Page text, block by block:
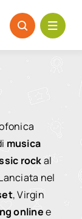
musica
rockal
nel
, Virgin
onlinee